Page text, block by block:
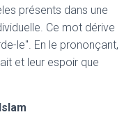
présents dans une
Ce mot dérive
le". En le prononçant,
et leur espoir que